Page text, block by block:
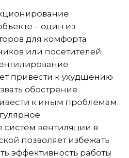
– один из
для комфорта
или посетителей.
привести к ухудшению
обострение
к иным проблемам
систем вентиляции в
позволяет избежать
эффективность работы